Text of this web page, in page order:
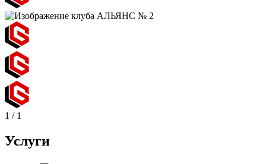
1 / 1
Услуги